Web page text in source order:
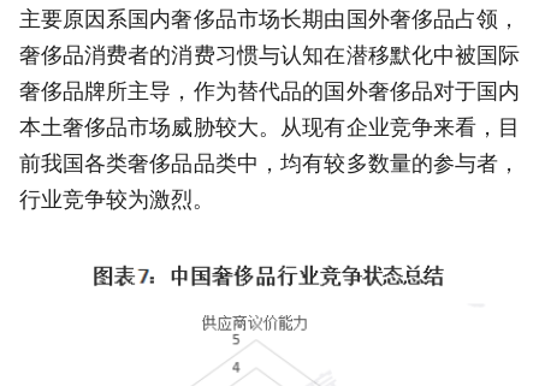
主要原因系国内奢侈品市场长期由国外奢侈品占领，
奢侈品消费者的消费习惯与认知在潜移默化中被国际
奢侈品牌所主导，作为替代品的国外奢侈品对于国内
本土奢侈品市场威胁较大。从现有企业竞争来看，目
前我国各类奢侈品品类中，均有较多数量的参与者，
行业竞争较为激烈。